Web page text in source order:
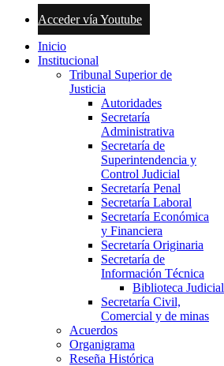
Acceder vía Youtube
Inicio
Institucional
Tribunal Superior de
Justicia
Autoridades
Secretaría
Administrativa
Secretaría de
Superintendencia y
Control Judicial
Secretaría Penal
Secretaría Laboral
Secretaría Económica
y Financiera
Secretaría Originaria
Secretaría de
Información Técnica
Biblioteca Judicial
Secretaría Civil,
Comercial y de minas
Acuerdos
Organigrama
Reseña Histórica